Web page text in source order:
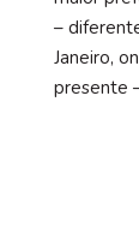
–
Janeiro,
presente